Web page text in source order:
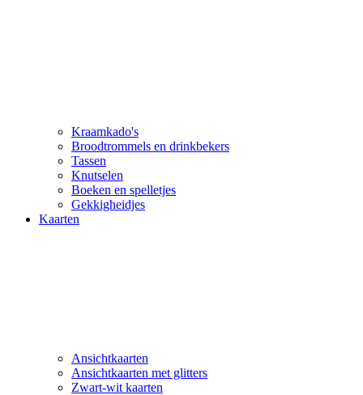
Kraamkado's
Broodtrommels en drinkbekers
Tassen
Knutselen
Boeken en spelletjes
Gekkigheidjes
Kaarten
Ansichtkaarten
Ansichtkaarten met glitters
Zwart-wit kaarten